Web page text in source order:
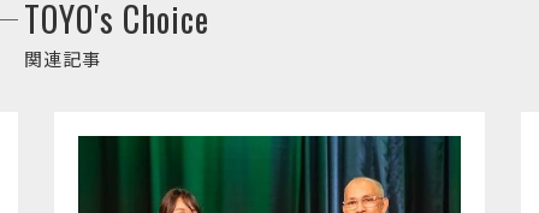
TOYO's Choice
関連記事